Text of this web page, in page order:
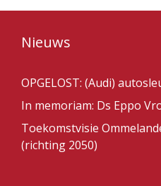
Nieuws
OPGELOST: (Audi)
In memoriam: Ds Eppo
Toekomstvisie
(richting 2050)